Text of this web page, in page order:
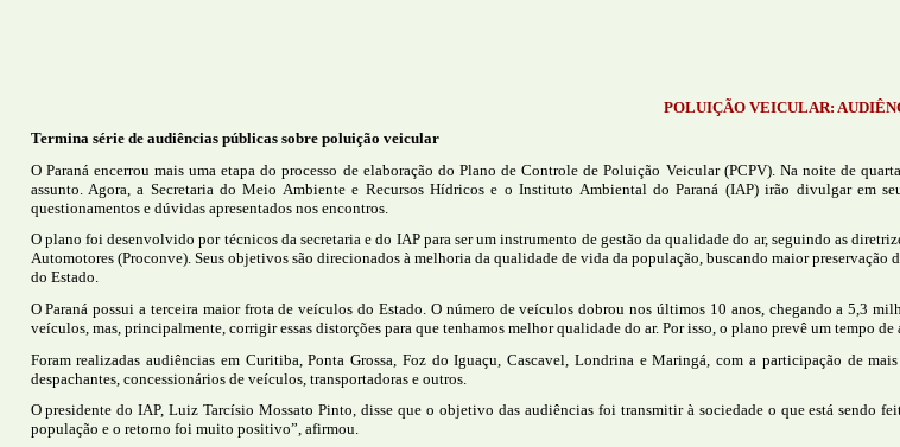
POLUIÇÃO VEICULAR:
Termina série de audiências públicas sobre poluição veicular
O Paraná encerrou mais uma etapa do processo de elaboração do Plano de Controle de Poluição Veicular (PCPV). Na noite de
assunto. Agora, a Secretaria do Meio Ambiente e Recursos Hídricos e o Instituto Ambiental do Paraná (IAP) irão divulgar em
questionamentos e dúvidas apresentados nos encontros.
O plano foi desenvolvido por técnicos da secretaria e do IAP para ser um instrumento de gestão da qualidade do ar, seguindo as
Automotores (Proconve). Seus objetivos são direcionados à melhoria da qualidade de vida da população, buscando maior
do Estado.
O Paraná possui a terceira maior frota de veículos do Estado. O número de veículos dobrou nos últimos 10 anos, chegando a 5,3
veículos, mas, principalmente, corrigir essas distorções para que tenhamos melhor qualidade do ar. Por isso, o plano prevê um tempo
Foram realizadas audiências em Curitiba, Ponta Grossa, Foz do Iguaçu, Cascavel, Londrina e Maringá, com a participação de
despachantes, concessionários de veículos, transportadoras e outros.
O presidente do IAP, Luiz Tarcísio Mossato Pinto, disse que o objetivo das audiências foi transmitir à sociedade o que está sendo
população e o retorno foi muito positivo”, afirmou.